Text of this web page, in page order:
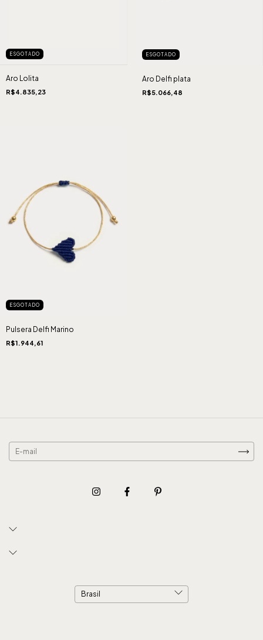
ESGOTADO
Aro Lolita
R$4.835,23
ESGOTADO
Aro Delfi plata
R$5.066,48
ESGOTADO
Pulsera Delfi Marino
R$1.944,61